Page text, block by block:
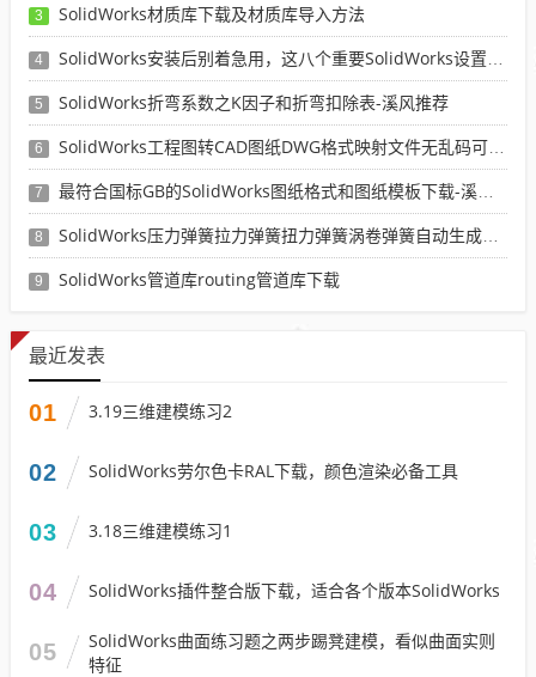
3 SolidWorks材质库下载及材质库导入方法
4 SolidWorks安装后别着急用，这八个重要SolidWorks设置可以提高你的画图效率
5 SolidWorks折弯系数之K因子和折弯扣除表-溪风推荐
6 SolidWorks工程图转CAD图纸DWG格式映射文件无乱码可分层-溪风亲测推荐
7 最符合国标GB的SolidWorks图纸格式和图纸模板下载-溪风专用版
8 SolidWorks压力弹簧拉力弹簧扭力弹簧涡卷弹簧自动生成宏程序下载
9 SolidWorks管道库routing管道库下载
最近发表
01 3.19三维建模练习2
02 SolidWorks劳尔色卡RAL下载，颜色渲染必备工具
03 3.18三维建模练习1
04 SolidWorks插件整合版下载，适合各个版本SolidWorks
05
SolidWorks曲面练习题之两步踢凳建模，看似曲面实则
特征